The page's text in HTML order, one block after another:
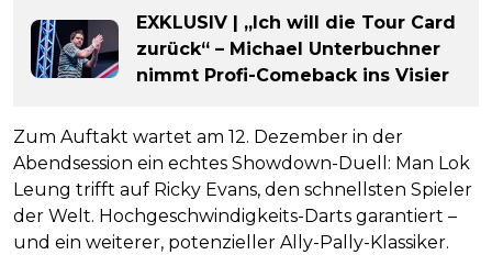
EXKLUSIV | „Ich will die Tour Card
zurück“ – Michael Unterbuchner
nimmt Profi-Comeback ins Visier
Zum Auftakt wartet am 12. Dezember in der
Abendsession ein echtes Showdown-Duell: Man Lok
Leung trifft auf Ricky Evans, den schnellsten Spieler
der Welt. Hochgeschwindigkeits-Darts garantiert –
und ein weiterer, potenzieller Ally-Pally-Klassiker.